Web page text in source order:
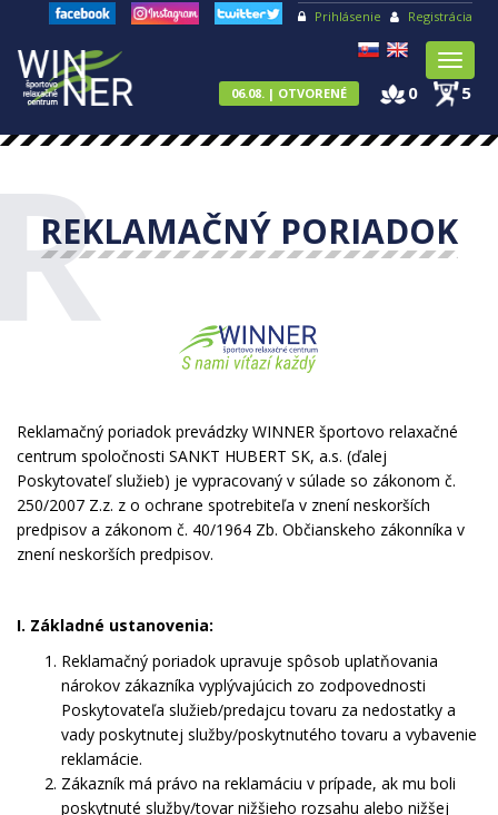
Toggle
06.08. | OTVORENÉ 0 5
Prihlásenie Registrácia
REKLAMAČNÝ PORIADOK
Reklamačný poriadok prevádzky WINNER športovo relaxačné
centrum spoločnosti SANKT HUBERT SK, a.s. (ďalej
Poskytovateľ služieb) je vypracovaný v súlade so zákonom č.
250/2007 Z.z. z o ochrane spotrebiteľa v znení neskorších
predpisov a zákonom č. 40/1964 Zb. Občianskeho zákonníka v
znení neskorších predpisov.
I. Základné ustanovenia:
Reklamačný poriadok upravuje spôsob uplatňovania
nárokov zákazníka vyplývajúcich zo zodpovednosti
Poskytovateľa služieb/predajcu tovaru za nedostatky a
vady poskytnutej služby/poskytnutého tovaru a vybavenie
reklamácie.
Zákazník má právo na reklamáciu v prípade, ak mu boli
poskytnuté služby/tovar nižšieho rozsahu alebo nižšej